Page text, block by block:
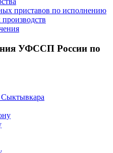
приставов по исполнению
УФССП России по